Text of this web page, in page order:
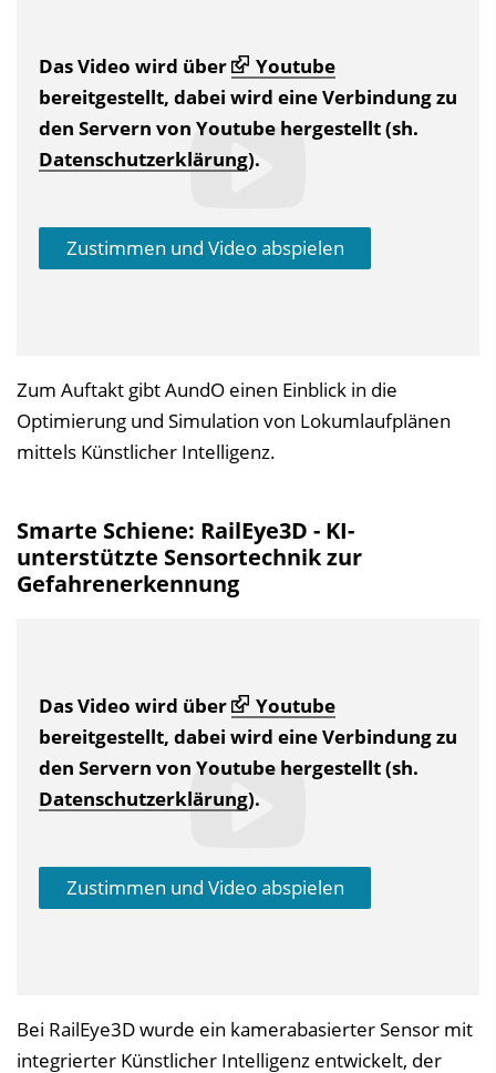
Das Video wird über
Youtube
bereitgestellt, dabei wird eine Verbindung zu
den Servern von Youtube hergestellt (sh.
Datenschutzerklärung).
Zustimmen und Video abspielen
Zum Auftakt gibt AundO einen Einblick in die
Optimierung und Simulation von Lokumlaufplänen
mittels Künstlicher Intelligenz.
Smarte Schiene: RailEye3D - KI-
unterstützte Sensortechnik zur
Gefahrenerkennung
Das Video wird über
Youtube
bereitgestellt, dabei wird eine Verbindung zu
den Servern von Youtube hergestellt (sh.
Datenschutzerklärung).
Zustimmen und Video abspielen
Bei RailEye3D wurde ein kamerabasierter Sensor mit
integrierter Künstlicher Intelligenz entwickelt, der